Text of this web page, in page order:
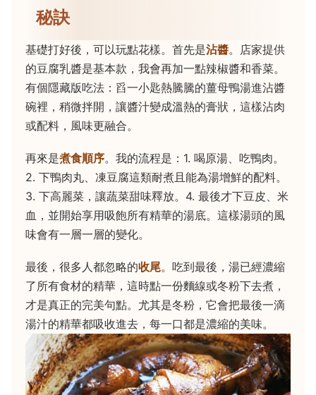
秘訣
基礎打好後，可以玩點花樣。首先是沾醬。店家提供
的豆腐乳醬是基本款，我會再加一點辣椒醬和香菜。
有個隱藏版吃法：舀一小匙熱騰騰的薑母鴨湯進沾醬
碗裡，稍微拌開，讓醬汁變成溫熱的膏狀，這樣沾肉
或配料，風味更融合。
再來是煮食順序。我的流程是：1. 喝原湯、吃鴨肉。
2. 下鴨肉丸、凍豆腐這類耐煮且能為湯增鮮的配料。
3. 下高麗菜，讓蔬菜甜味釋放。4. 最後才下豆皮、米
血，並開始享用吸飽所有精華的湯底。這樣湯頭的風
味會有一層一層的變化。
最後，很多人都忽略的收尾。吃到最後，湯已經濃縮
了所有食材的精華，這時點一份麵線或冬粉下去煮，
才是真正的完美句點。尤其是冬粉，它會把最後一滴
湯汁的精華都吸收進去，每一口都是濃縮的美味。